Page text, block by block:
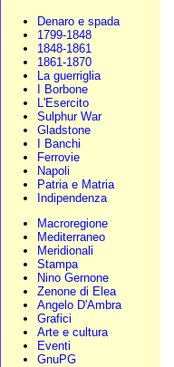
Denaro e spada
1799-1848
1848-1861
1861-1870
La guerriglia
I Borbone
L'Esercito
Sulphur War
Gladstone
I Banchi
Ferrovie
Napoli
Patria e Matria
Indipendenza
Macroregione
Mediterraneo
Meridionali
Stampa
Nino Gernone
Zenone di Elea
Angelo D'Ambra
Grafici
Arte e cultura
Eventi
GnuPG